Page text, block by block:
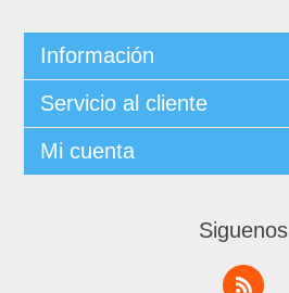
Información
Servicio al cliente
Mi cuenta
Siguenos